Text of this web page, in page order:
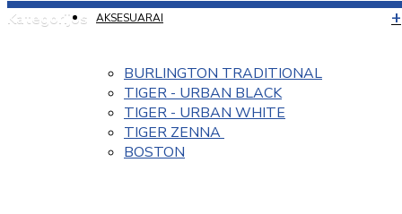
Kategorijos AKSESUARAI
BURLINGTON TRADITIONAL
TIGER - URBAN BLACK
TIGER - URBAN WHITE
TIGER ZENNA
BOSTON